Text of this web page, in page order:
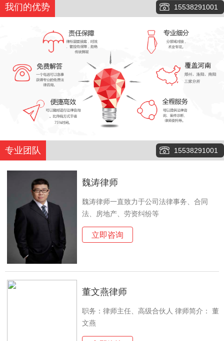
我们的优势 15538291001
专业团队 15538291001
魏涛律师
魏涛律师一直致力于公司法律事务、合同
法、房地产、劳资纠纷等
立即咨询
董文燕律师
职务：律师主任、高级合伙人 律师简介： 董
文燕